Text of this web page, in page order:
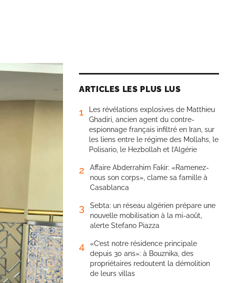
ARTICLES LES PLUS LUS
1
Les révélations explosives de Matthieu
Ghadiri, ancien agent du contre-
espionnage français infiltré en Iran, sur
les liens entre le régime des Mollahs, le
Polisario, le Hezbollah et l’Algérie
2
Affaire Abderrahim Fakir: «Ramenez-
nous son corps», clame sa famille à
Casablanca
3
Sebta: un réseau algérien prépare une
nouvelle mobilisation à la mi-août,
alerte Stefano Piazza
4
«C’est notre résidence principale
depuis 30 ans»: à Bouznika, des
propriétaires redoutent la démolition
de leurs villas